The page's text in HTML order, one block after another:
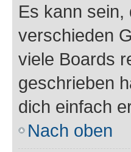
Es kann sein,
verschieden
viele Boards
geschrieben
dich einfach
Nach oben